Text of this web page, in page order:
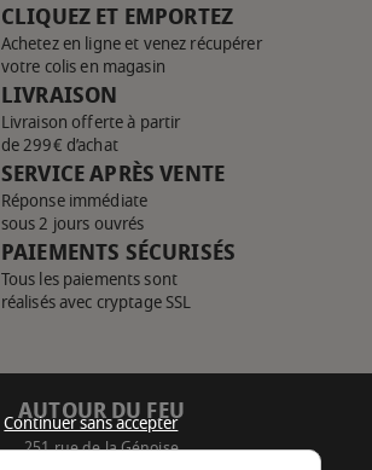
CLIQUEZ ET EMPORTEZ
Achetez en ligne et venez récupérer
votre colis en magasin
LIVRAISON
Livraison offerte à partir
de 299€ d’achat
SERVICE APRÈS VENTE
Réponse immédiate
sous 2 jours ouvrés
PAIEMENTS SÉCURISÉS
Tous les paiements sont
réalisés avec cryptage SSL
AUTOUR DU FEU
251 rue de la Génoise
Continuer sans accepter